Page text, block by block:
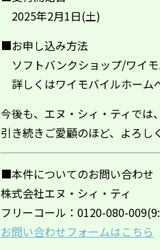
2025年2月1日(土)
■お申し込み方法
ソフトバンクショップ/ワイモ
詳しくはワイモバイルホーム
今後も、エヌ・シィ・ティでは
引き続きご愛顧のほど、よろし
■本件についてのお問い合わせ
株式会社エヌ・シィ・ティ
フリーコール：0120-080-
お問い合わせフォームはこちら